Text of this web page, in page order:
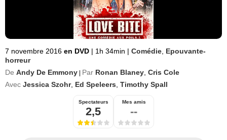
7 novembre 2016 en DVD | 1h 34min | Comédie Epouvante-
horreur
De Andy De Emmony Par Ronan Blaney Cris Cole
Avec Jessica Szohr, Ed Speleers Timothy Spall
Spectateurs
2,5
Mes amis
--